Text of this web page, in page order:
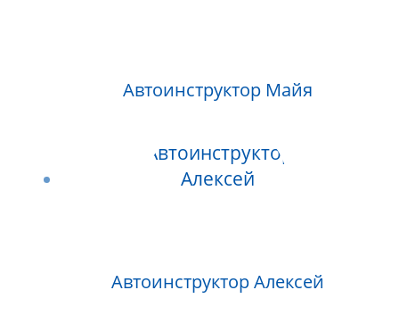
Автоинструктор Майя
Автоинструктор Алексей